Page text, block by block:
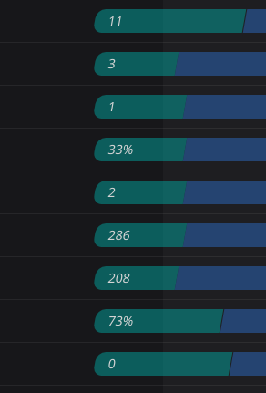
11
3
1
33%
2
286
208
73%
0